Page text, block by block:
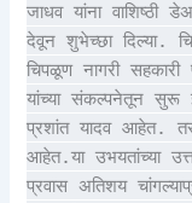
जाधव यांना वाशिष्ठी
देवून शुभेच्छा दिल्या.
चिपळूण नागरी
यांच्या संकल्पनेतून सुरू
प्रशांत यादव आहेत.
आहेत.या उभयतांच्या
प्रवास अतिशय